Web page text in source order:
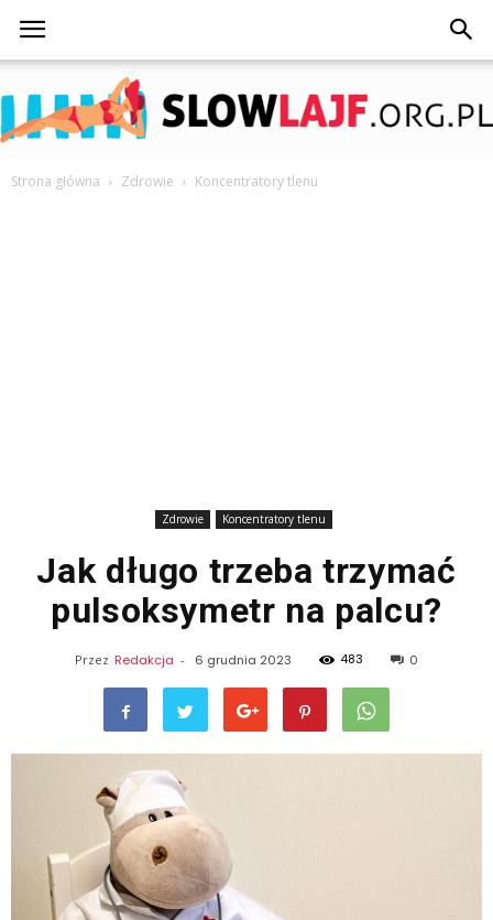
SlowLajf.org.pl
Strona główna Zdrowie Koncentratory tlenu
Zdrowie Koncentratory tlenu
Jak długo trzeba trzymać
pulsoksymetr na palcu?
Przez Redakcja - 6 grudnia 2023 483 0